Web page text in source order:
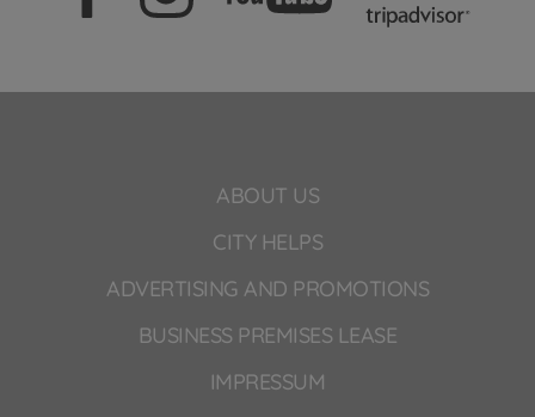
ABOUT US
CITY HELPS
ADVERTISING AND PROMOTIONS
BUSINESS PREMISES LEASE
IMPRESSUM